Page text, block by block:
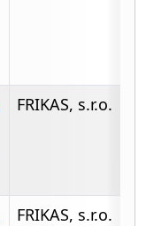
FRIKAS, s.r.o.
FRIKAS, s.r.o.